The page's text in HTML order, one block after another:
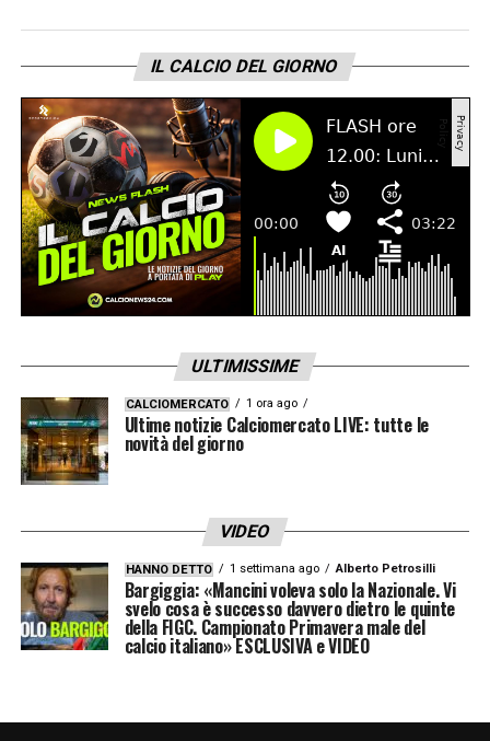
Monterrey-Inter si gioca alle ore 3:00 di
mercoledì 18 giugno per la prima giornata
della fase a gironi del Mondiale per Club.
Verrà trasmessa in chiaro per tutti su Italia 1.
Per vedere la partita in streaming, sarà
disponibile su DAZN per gli abbonati tramite
il sito ufficiale o sull’app scaricabile su Pc,
tablet e smartphone.
IL CALCIO DEL GIORNO
ULTIMISSIME
CALCIOMERCATO 1 ora ago
Ultime notizie Calciomercato LIVE: tutte le
novità del giorno
VIDEO
HANNO DETTO 1 settimana ago Alberto Petrosilli
Bargiggia: «Mancini voleva solo la Nazionale. Vi
svelo cosa è successo davvero dietro le quinte
della FIGC. Campionato Primavera male del
calcio italiano» ESCLUSIVA e VIDEO